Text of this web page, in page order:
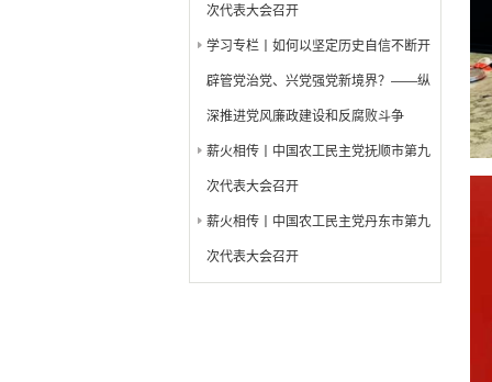
次代表大会召开
学习专栏丨如何以坚定历史自信不断开
辟管党治党、兴党强党新境界？——纵
深推进党风廉政建设和反腐败斗争
薪火相传丨中国农工民主党抚顺市第九
次代表大会召开
薪火相传丨中国农工民主党丹东市第九
次代表大会召开